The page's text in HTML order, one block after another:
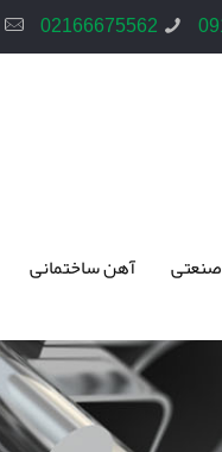
02166675562
آهن ساختمانی